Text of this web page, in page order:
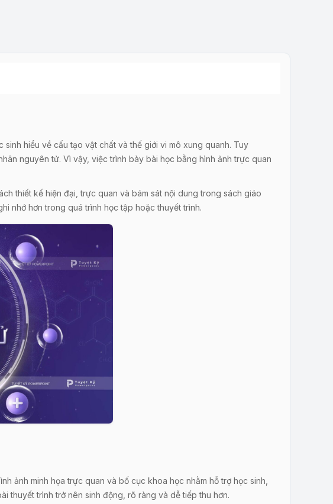
hiểu về cấu tạo vật chất và thế giới vi mô xung quanh. Tuy
nguyên tử. Vì vậy, việc trình bày bài học bằng hình ảnh trực quan
thiết kế hiện đại, trực quan và bám sát nội dung trong sách giáo
nhớ hơn trong quá trình học tập hoặc thuyết trình.
ảnh minh họa trực quan và bố cục khoa học nhằm hỗ trợ học sinh,
thuyết trình trở nên sinh động, rõ ràng và dễ tiếp thu hơn.